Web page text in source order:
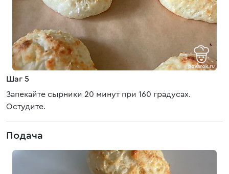
Шаг 5
Запекайте сырники 20 минут при 160 градусах.
Остудите.
Подача